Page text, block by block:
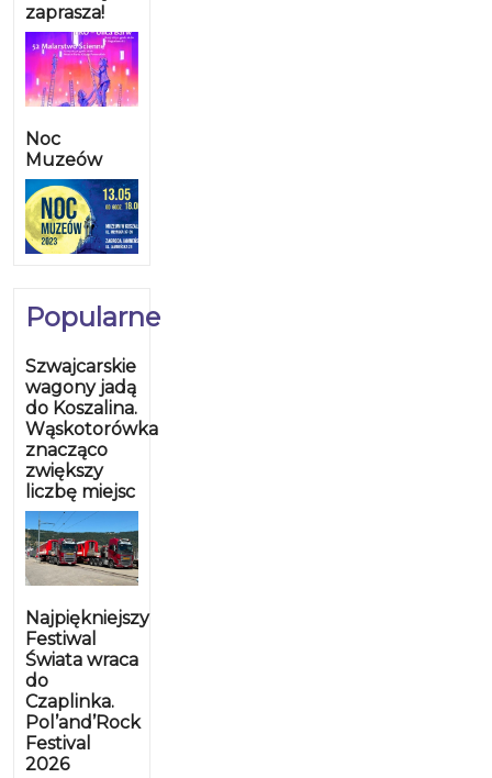
zaprasza!
Noc
Muzeów
Popularne
Szwajcarskie
wagony jadą
do Koszalina.
Wąskotorówka
znacząco
zwiększy
liczbę miejsc
Najpiękniejszy
Festiwal
Świata wraca
do
Czaplinka.
Pol’and’Rock
Festival
2026